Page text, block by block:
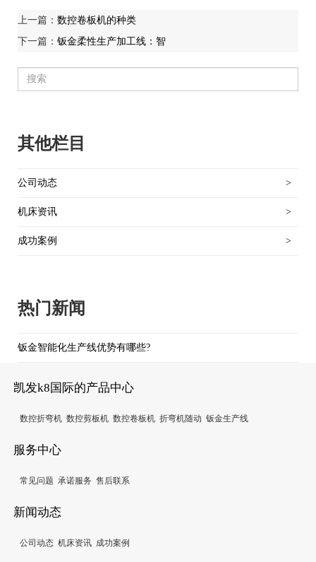
上一篇： 数控卷板机的种类
下一篇： 钣金柔性生产加工线：智
其他栏目
公司动态 >
机床资讯 >
成功案例 >
热门新闻
钣金智能化生产线优势有哪些?
凯发k8国际的产品中心
数控折弯机 数控剪板机 数控卷板机 折弯机随动 钣金生产线
服务中心
常见问题 承诺服务 售后联系
新闻动态
公司动态 机床资讯 成功案例